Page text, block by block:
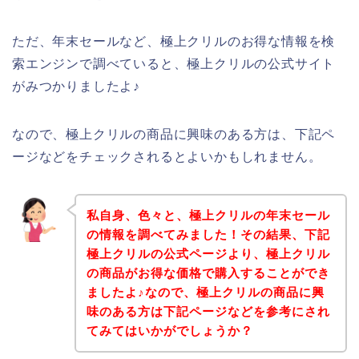
ただ、年末セールなど、極上クリルのお得な情報を検
索エンジンで調べていると、極上クリルの公式サイト
がみつかりましたよ♪
なので、極上クリルの商品に興味のある方は、下記ペ
ージなどをチェックされるとよいかもしれません。
私自身、色々と、極上クリルの年末セール
の情報を調べてみました！その結果、下記
極上クリルの公式ページより、極上クリル
の商品がお得な価格で購入することができ
ましたよ♪なので、極上クリルの商品に興
味のある方は下記ページなどを参考にされ
てみてはいかがでしょうか？